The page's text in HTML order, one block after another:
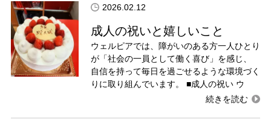
2026.02.12
成人の祝いと嬉しいこと
ウェルピアでは、障がいのある方一人ひとり
が「社会の一員として働く喜び」を感じ、
自信を持って毎日を過ごせるような環境づく
りに取り組んでいます。 ■成人の祝い ウ